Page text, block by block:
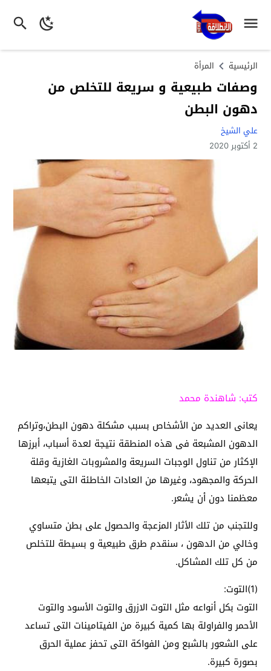
الرئيسية المرأة
وصفات طبيعية و سريعة للتخلص من
دهون البطن
علي الشيخ
2 أكتوبر 2020
كتب: شاهندة محمد
يعانى العديد من الأشخاص بسبب مشكلة دهون البطن،وتراكم
الدهون المشبعة فى هذه المنطقة نتيجة لعدة أسباب، أبرزها
الإكثار من تناول الوجبات السريعة والمشروبات الغازية وقلة
الحركة والمجهود، وغيرها من العادات الخاطئة التى يتبعها
معظمنا دون أن يشعر.
وللتجنب من تلك الأثار المزعجة والحصول على بطن متساوي
وخالي من الدهون ، سنقدم طرق طبيعية و بسيطة للتخلص
من كل تلك المشاكل.
(1)التوت:
التوت بكل أنواعه مثل التوت الازرق والتوت الأسود والتوت
الأحمر والفراولة بها كمية كبيرة من الفيتامينات التى تساعد
على الشعور بالشبع ومن الفواكة التى تحفز عملية الحرق
بصورة كبيرة.